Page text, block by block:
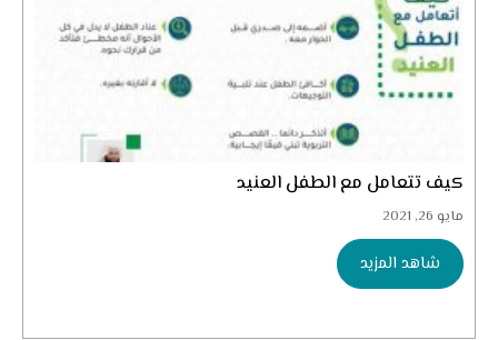
كيف تتعامل مع الطفل العنيد
مايو 26, 2021
شاهد المزيد